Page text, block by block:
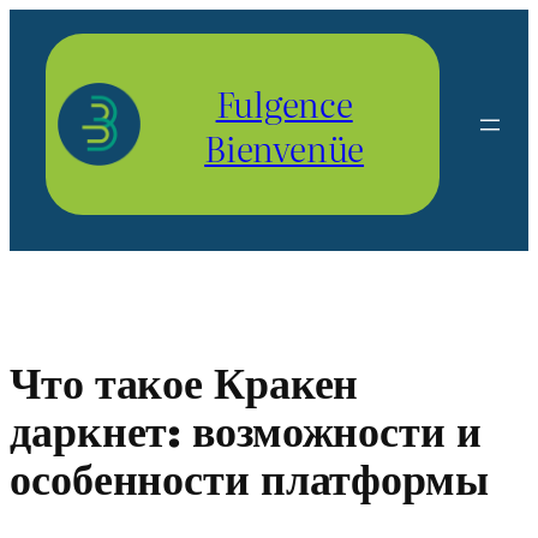
contenu
Fulgence
Bienvenüe
Что такое Кракен
даркнет: возможности и
особенности платформы